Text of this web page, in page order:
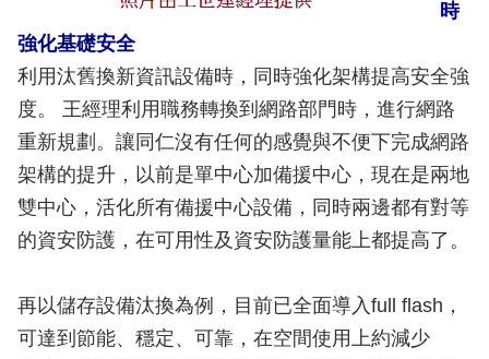
時
強化基礎安全
利用汰舊換新資訊設備時，同時強化架構提高安全強
度。 王經理利用職務轉換到網路部門時，進行網路
重新規劃。讓同仁沒有任何的感覺與不便下完成網路
架構的提升，以前是單中心加備援中心，現在是兩地
雙中心，活化所有備援中心設備，同時兩邊都有對等
的資安防護，在可用性及資安防護量能上都提高了。
再以儲存設備汰換為例，目前已全面導入full flash，
可達到節能、穩定、可靠，在空間使用上約減少